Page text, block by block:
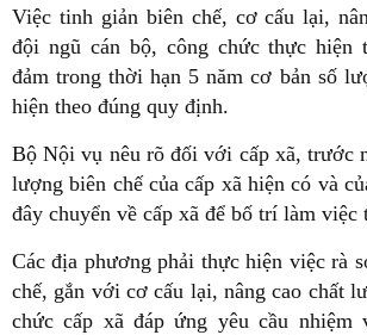
Việc tinh giản biên chế, cơ cấu lại,
đội ngũ cán bộ, công chức thực hiện
đảm trong thời hạn 5 năm cơ bản số
hiện theo đúng quy định.
Bộ Nội vụ nêu rõ đối với cấp xã, trước
lượng biên chế của cấp xã hiện có và
đây chuyển về cấp xã để bố trí làm việc
Các địa phương phải thực hiện việc rà
chế, gắn với cơ cấu lại, nâng cao chất
chức cấp xã đáp ứng yêu cầu nhiệm